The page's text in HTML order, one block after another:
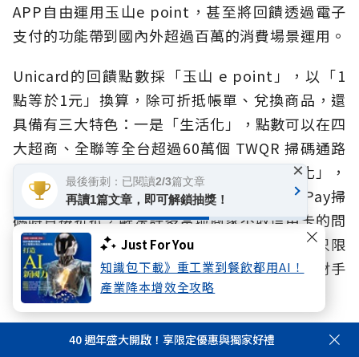
Just For You
知識包下載》重工業到餐飲都用AI！
產業降本增效全攻略
APP自由運用玉山e point，甚至將回饋透過電子
支付的功能帶到國內外超過百萬的消費場景運用。
Unicard的回饋點數採「玉山 e point」，以「1
點等於1元」換算，除可折抵帳單、兌換商品，還
具備有三大特色：一是「生活化」，點數可以在四
大超商、全聯等全台超過60萬個 TWQR 掃碼通路
直接折抵消費，涵蓋通路最廣，二是「國際化」，
只要綁定玉山Wallet，點數就能在日本PayPay掃
碼時直接折抵，解決許多當地商家不收信用卡的問
題。第三是「金融化」，未來點數的用途將不只限
於消費，更有望用來折抵房貸利息或基金等理財手
續費。
透過玉山Unicard累積的消費數據，玉山一方面加
40 週年盛大開啟！享限定優惠與獨家好禮
最後衝刺：已閱讀2/3篇文章
再讀1篇文章，即可解鎖抽獎！
×